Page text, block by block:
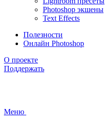
Photoshop экшены
Text Effects
Полезности
Онлайн Photoshop
О проекте
Поддержать
Меню